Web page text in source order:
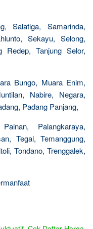
Salatiga, Samarinda,
Sekayu, Selong,
Redep, Tanjung Selor,
Bungo, Muara Enim,
Nabire, Negara,
Padang Panjang,
Palangkaraya,
Tegal, Temanggung,
Tondano, Trenggalek,